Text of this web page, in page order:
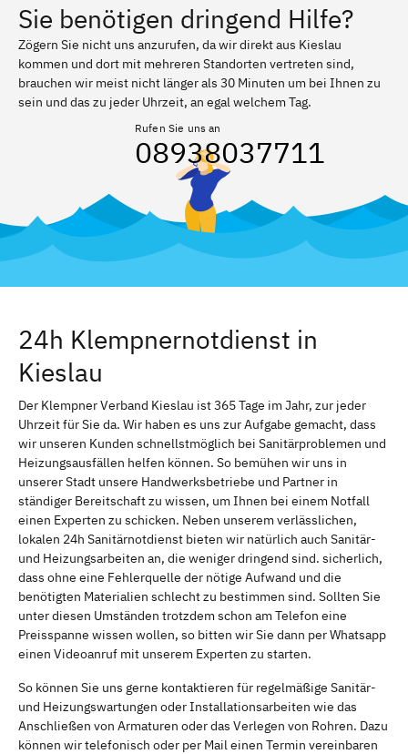
Sie benötigen dringend Hilfe?
Zögern Sie nicht uns anzurufen, da wir direkt aus Kieslau
kommen und dort mit mehreren Standorten vertreten sind,
brauchen wir meist nicht länger als 30 Minuten um bei Ihnen zu
sein und das zu jeder Uhrzeit, an egal welchem Tag.
Rufen Sie uns an
08938037711
24h Klempnernotdienst in
Kieslau
Der Klempner Verband Kieslau ist 365 Tage im Jahr, zur jeder
Uhrzeit für Sie da. Wir haben es uns zur Aufgabe gemacht, dass
wir unseren Kunden schnellstmöglich bei Sanitärproblemen und
Heizungsausfällen helfen können. So bemühen wir uns in
unserer Stadt unsere Handwerksbetriebe und Partner in
ständiger Bereitschaft zu wissen, um Ihnen bei einem Notfall
einen Experten zu schicken. Neben unserem verlässlichen,
lokalen 24h Sanitärnotdienst bieten wir natürlich auch Sanitär-
und Heizungsarbeiten an, die weniger dringend sind. sicherlich,
dass ohne eine Fehlerquelle der nötige Aufwand und die
benötigten Materialien schlecht zu bestimmen sind. Sollten Sie
unter diesen Umständen trotzdem schon am Telefon eine
Preisspanne wissen wollen, so bitten wir Sie dann per Whatsapp
einen Videoanruf mit unserem Experten zu starten.
So können Sie uns gerne kontaktieren für regelmäßige Sanitär-
und Heizungswartungen oder Installationsarbeiten wie das
Anschließen von Armaturen oder das Verlegen von Rohren. Dazu
können wir telefonisch oder per Mail einen Termin vereinbaren